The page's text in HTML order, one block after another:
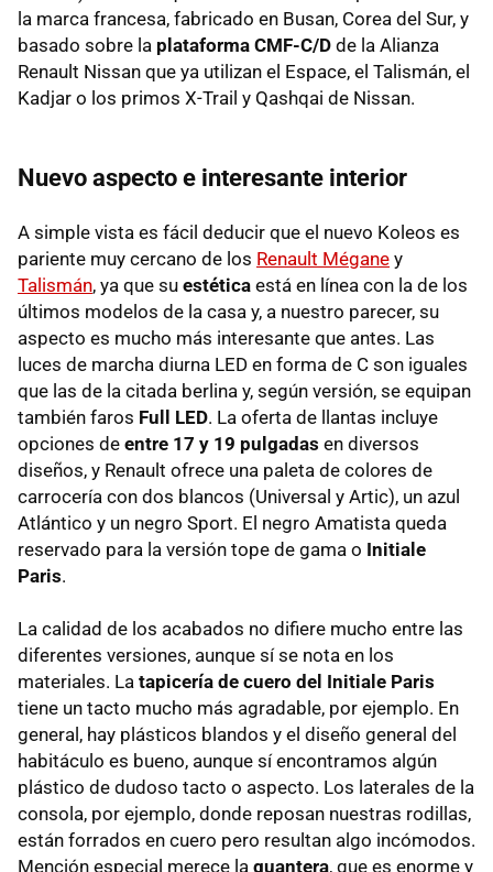
la marca francesa, fabricado en Busan, Corea del Sur, y
basado sobre la plataforma CMF-C/D de la Alianza
Renault Nissan que ya utilizan el Espace, el Talismán, el
Kadjar o los primos X-Trail y Qashqai de Nissan.
Nuevo aspecto e interesante interior
A simple vista es fácil deducir que el nuevo Koleos es
pariente muy cercano de los Renault Mégane y
Talismán, ya que su estética está en línea con la de los
últimos modelos de la casa y, a nuestro parecer, su
aspecto es mucho más interesante que antes. Las
luces de marcha diurna LED en forma de C son iguales
que las de la citada berlina y, según versión, se equipan
también faros Full LED. La oferta de llantas incluye
opciones de entre 17 y 19 pulgadas en diversos
diseños, y Renault ofrece una paleta de colores de
carrocería con dos blancos (Universal y Artic), un azul
Atlántico y un negro Sport. El negro Amatista queda
reservado para la versión tope de gama o Initiale
Paris.
La calidad de los acabados no difiere mucho entre las
diferentes versiones, aunque sí se nota en los
materiales. La tapicería de cuero del Initiale Paris
tiene un tacto mucho más agradable, por ejemplo. En
general, hay plásticos blandos y el diseño general del
habitáculo es bueno, aunque sí encontramos algún
plástico de dudoso tacto o aspecto. Los laterales de la
consola, por ejemplo, donde reposan nuestras rodillas,
están forrados en cuero pero resultan algo incómodos.
Mención especial merece la guantera, que es enorme y